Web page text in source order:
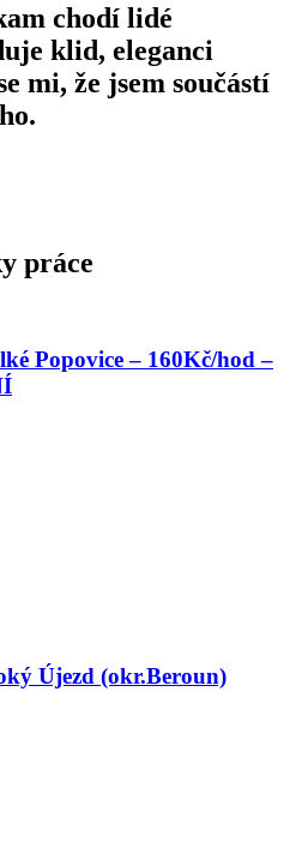
chodí lidé
klid, eleganci
mi, že jsem součástí
práce
Popovice – 160Kč/hod –
Újezd (okr.Beroun)